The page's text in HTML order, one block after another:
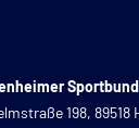
Sportbund
198, 89518